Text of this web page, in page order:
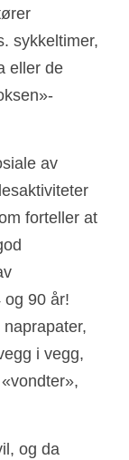
sykkeltimer,
eller de
av
forteller at
og 90 år!
i vegg,
og da